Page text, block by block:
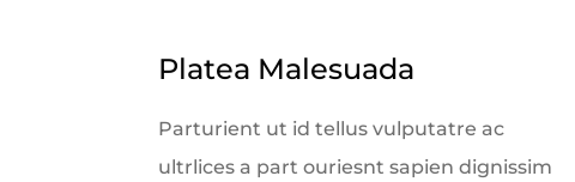
Platea Malesuada
Parturient ut id tellus vulputatre ac
ultrlices a part ouriesnt sapien dignissim